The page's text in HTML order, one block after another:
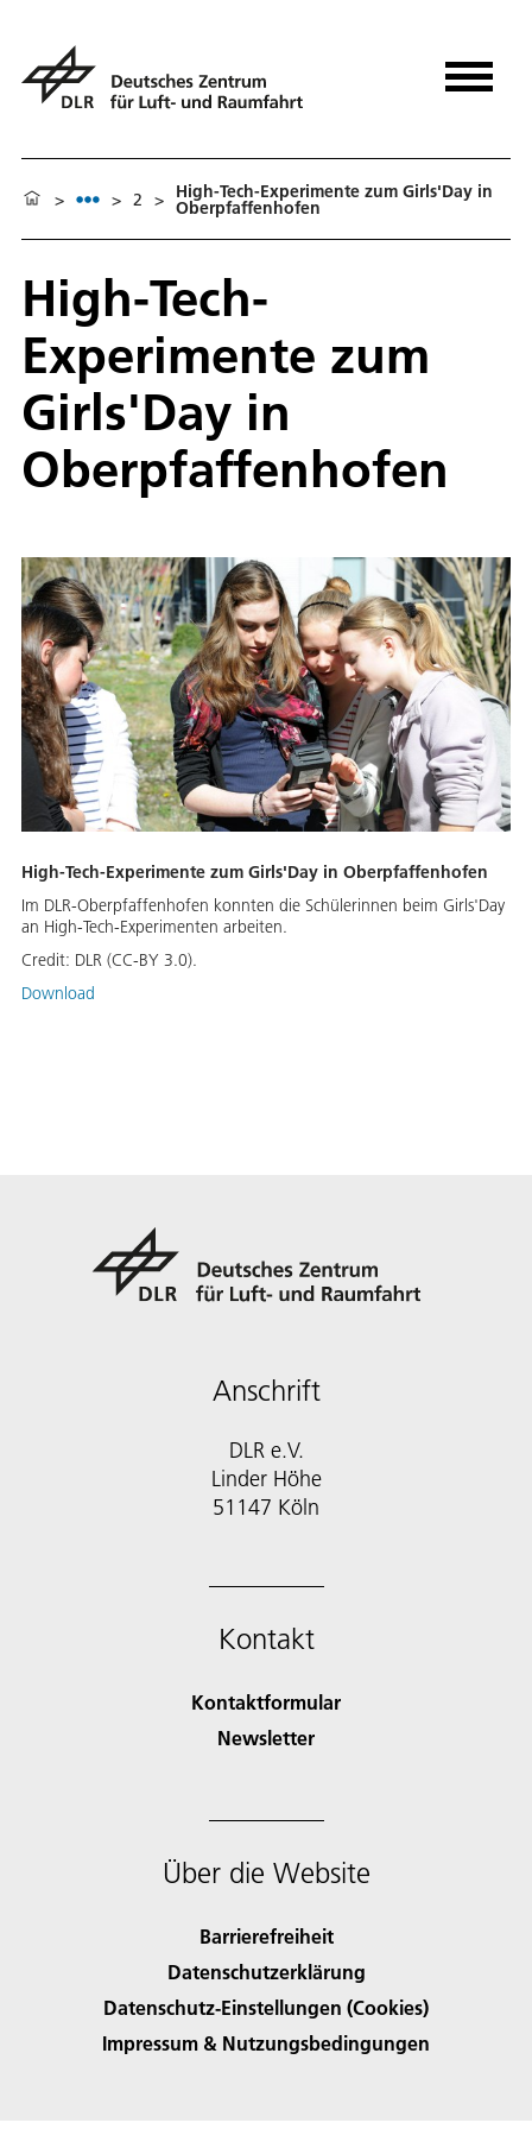
> > 2 > High-Tech-Experimente zum Girls'Day in
Oberpfaffenhofen
High-Tech-
Experimente zum
Girls'Day in
Oberpfaffenhofen
High-Tech-Experimente zum Girls'Day in Oberpfaffenhofen
Im DLR-Oberpfaffenhofen konnten die Schülerinnen beim Girls'Day
an High-Tech-Experimenten arbeiten.
Credit: DLR (CC-BY 3.0).
Download
Anschrift
DLR e.V.
Linder Höhe
51147 Köln
Kontakt
Kontaktformular
Newsletter
Über die Website
Barrierefreiheit
Datenschutzerklärung
Datenschutz-Einstellungen (Cookies)
Impressum & Nutzungsbedingungen